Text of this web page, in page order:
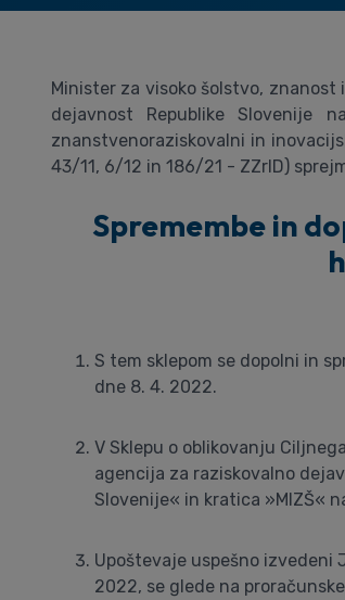
Minister za visoko šolstvo,
dejavnost Republike
znanstvenoraziskovalni in
43/11, 6/12 in 186/21 - ZZrID)
Spremembe in
S tem sklepom se dopolni in
dne 8. 4. 2022.
V Sklepu o oblikovanju
agencija za raziskovalno
Slovenije« in kratica »MIZŠ«
Upoštevaje uspešno izvedeni
2022, se glede na